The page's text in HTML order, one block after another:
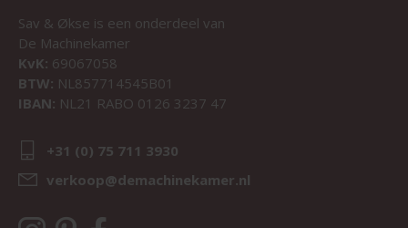
Sav & Økse is een onderdeel van
De Machinekamer
KvK: 69067058
BTW: NL857714545B01
IBAN: NL21 RABO 0126 3237 47
+31 (0) 75 711 3930
verkoop@demachinekamer.nl